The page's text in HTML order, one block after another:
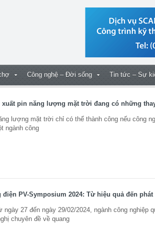
Công nghệ – Đời sống Tin tức – Sự
xuất pin năng lượng mặt trời đang có những
lượng mặt trời chỉ có thể thành công nếu công
ngành công
điện PV-Symposium 2024: Từ hiệu quả đến
ngày 27 đến ngày 29/02/2024, ngành công nghiệp
chuyên đề về quang